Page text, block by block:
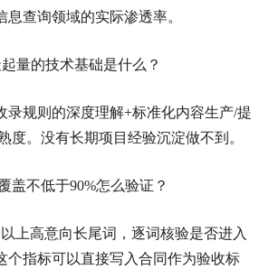
息查询领域的实际渗透率。
量的技术基础是什么？
录规则的深度理解+标准化内容生产/提
度。没有长期项目经验沉淀做不到。
盖不低于90%怎么验证？
上高意向长尾词，逐词核验是否进入
个指标可以直接写入合同作为验收标